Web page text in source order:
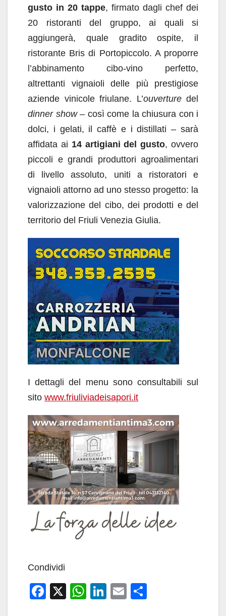
gusto in 20 tappe, firmato dagli chef dei
20 ristoranti del gruppo, ai quali si
aggiungerà, quale gradito ospite, il
ristorante Bris di Portopiccolo. A proporre
l’abbinamento cibo-vino perfetto,
altrettanti vignaioli delle più prestigiose
aziende vinicole friulane. L’ouverturedel
dinner show– così come la chiusura con i
dolci, i gelati, il caffè e i distillati – sarà
affidata ai 14 artigiani del gusto, ovvero
piccoli e grandi produttori agroalimentari
di livello assoluto, uniti a ristoratori e
vignaioli attorno ad uno stesso progetto: la
valorizzazione del cibo, dei prodotti e del
territorio del Friuli Venezia Giulia.
I dettagli del menu sono consultabili sul
sito www.friuliviadeisapori.it
Condividi
F
X
W
Li
E